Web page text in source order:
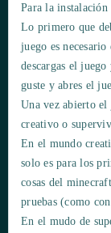
Para la instalación
Lo primero que
juego es
descargas el
guste y abres el
Una vez abierto el
creativo o
En el mundo
solo es para los
cosas del
pruebas (como
En el mudo de